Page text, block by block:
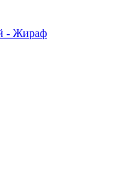
- Жираф